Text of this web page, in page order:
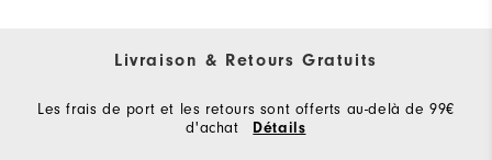
Livraison & Retours Gratuits
Les frais de port et les retours sont offerts au-delà de 99€
d'achat
Détails